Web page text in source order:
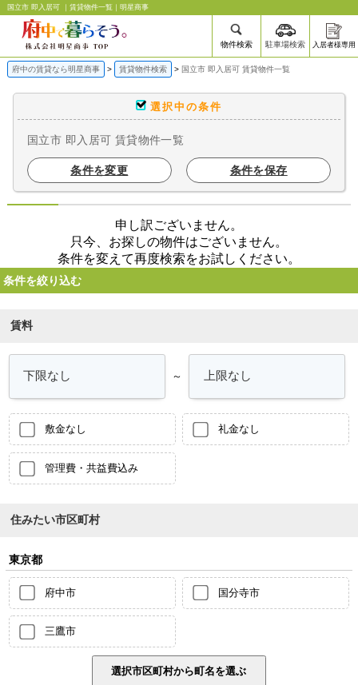
国立市 即入居可 ｜賃貸物件一覧｜明星商事
物件検索 駐車場検索 入居者様専用
府中の賃貸なら明星商事 賃貸物件検索 国立市 即入居可 賃貸物件一覧
選択中の条件
国立市 即入居可 賃貸物件一覧
条件を変更 条件を保存
申し訳ございません。
只今、お探しの物件はございません。
条件を変えて再度検索をお試しください。
条件を絞り込む
賃料
～
敷金なし 礼金なし
管理費・共益費込み
住みたい市区町村
東京都
府中市 国分寺市
三鷹市